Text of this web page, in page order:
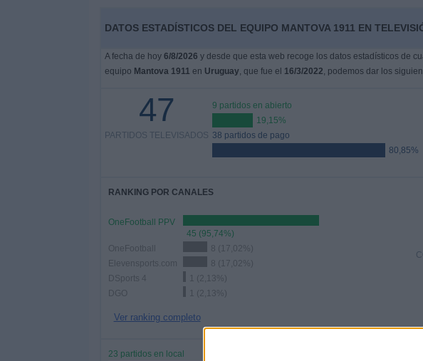
DATOS ESTADÍSTICOS DEL EQUIPO MANTOVA 1911 EN
A fecha de hoy 6/8/2026 y desde que esta web recoge los datos estadísticos de
equipo Mantova 1911 en Uruguay, que fue el 16/3/2022, podemos dar los
47
PARTIDOS TELEVISADOS
9 partidos en abierto
19,15%
38 partidos de pago
80,85%
RANKING POR CANALES
OneFootball PPV
45 (95,74%)
OneFootball
8 (17,02%)
Elevensports.com
8 (17,02%)
DSports 4
1 (2,13%)
DGO
1 (2,13%)
Ver ranking completo
23 partidos en local